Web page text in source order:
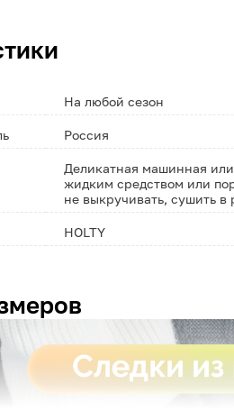
На любой сезон
Россия
Деликатная машинная
жидким средством или
не выкручивать, сушить
HOLTY